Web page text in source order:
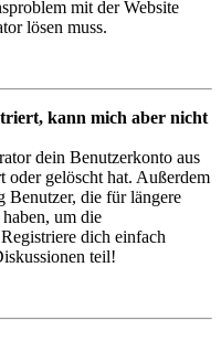
mit der Website
lösen muss.
kann mich aber nicht
dein Benutzerkonto aus
oder gelöscht hat. Außerdem
Benutzer, die für längere
um die
dich einfach
teil!